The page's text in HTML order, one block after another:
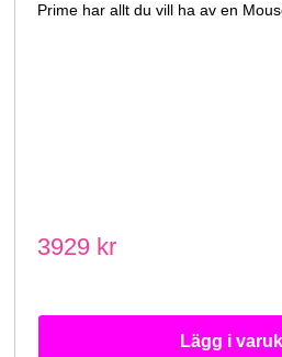
Prime har allt du vill ha av en
3929 kr
Lägg i